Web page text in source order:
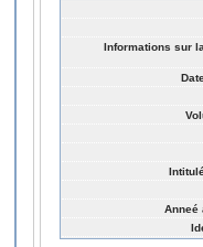
Informations sur
Anneé